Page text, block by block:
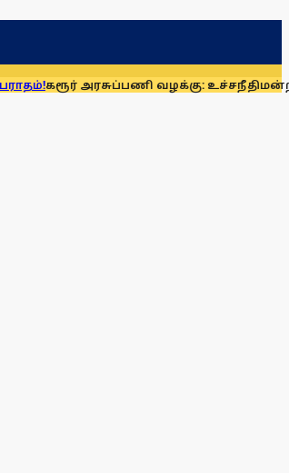
வழக்கு: உச்சநீதிமன்றத்தில் ஆக.